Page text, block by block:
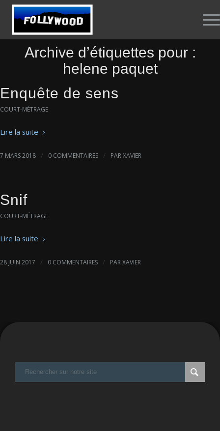
Archive d’étiquettes pour :
helene paquet
Enquête de sens
COURT-MÉTRAGE
Lire la suite
7 MARS 2018 / 0 COMMENTAIRES / PARXAVIER
Snif
COURT-MÉTRAGE
Lire la suite
28 JUIN 2017 / 0 COMMENTAIRES / PARXAVIER